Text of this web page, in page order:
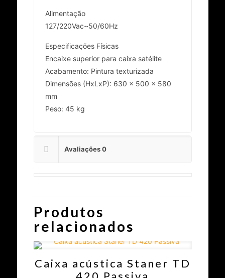
Alimentação
127/220Vac~50/60Hz
Especificações Físicas
Encaixe superior para caixa satélite
Acabamento: Pintura texturizada
Dimensões (HxLxP): 630 x 500 x 580
mm
Peso: 45 kg
Avaliações0
Produtos
relacionados
Caixa acústica Staner TD